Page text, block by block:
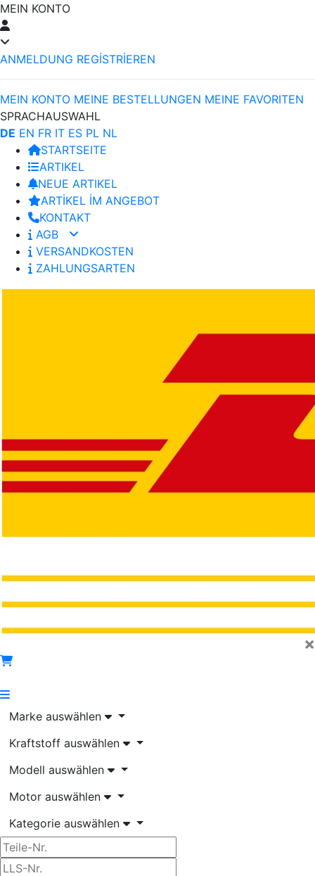
MEIN KONTO
ANMELDUNG REGİSTRİEREN
MEIN KONTO MEINE BESTELLUNGEN MEINE FAVORITEN
SPRACHAUSWAHL
DE EN FR IT ES PL NL
STARTSEITE
ARTIKEL
NEUE ARTIKEL
ARTİKEL İM ANGEBOT
KONTAKT
AGB
VERSANDKOSTEN
ZAHLUNGSARTEN
×
Marke auswählen
Kraftstoff auswählen
Modell auswählen
Motor auswählen
Kategorie auswählen